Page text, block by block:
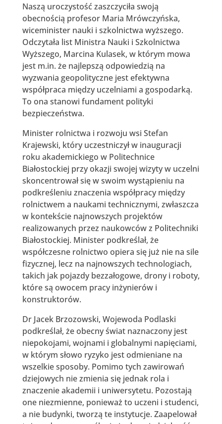
Naszą uroczystość zaszczyciła swoją
obecnością profesor Maria Mrówczyńska,
wiceminister nauki i szkolnictwa wyższego.
Odczytała list Ministra Nauki i Szkolnictwa
Wyższego, Marcina Kulasek, w którym mowa
jest m.in. że najlepszą odpowiedzią na
wyzwania geopolityczne jest efektywna
współpraca między uczelniami a gospodarką.
To ona stanowi fundament polityki
bezpieczeństwa.
Minister rolnictwa i rozwoju wsi Stefan
Krajewski, który uczestniczył w inauguracji
roku akademickiego w Politechnice
Białostockiej przy okazji swojej wizyty w uczelni
skoncentrował się w swoim wystąpieniu na
podkreśleniu znaczenia współpracy między
rolnictwem a naukami technicznymi, zwłaszcza
w kontekście najnowszych projektów
realizowanych przez naukowców z Politechniki
Białostockiej. Minister podkreślał, że
współczesne rolnictwo opiera się już nie na sile
fizycznej, lecz na najnowszych technologiach,
takich jak pojazdy bezzałogowe, drony i roboty,
które są owocem pracy inżynierów i
konstruktorów.
Dr Jacek Brzozowski, Wojewoda Podlaski
podkreślał, że obecny świat naznaczony jest
niepokojami, wojnami i globalnymi napięciami,
w którym słowo ryzyko jest odmieniane na
wszelkie sposoby. Pomimo tych zawirowań
dziejowych nie zmienia się jednak rola i
znaczenie akademii i uniwersytetu. Pozostają
one niezmienne, ponieważ to uczeni i studenci,
a nie budynki, tworzą te instytucje. Zaapelował